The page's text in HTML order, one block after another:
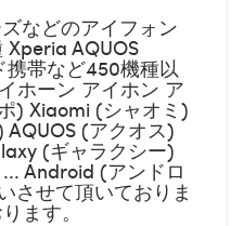
などのアイフォン
AQUOS
帯など450機種以
ホーン アイホン ア
) Xiaomi (シャオミ)
(アクオス)
(ギャラクシー)
Android (アンドロ
させて頂いておりま
ます。